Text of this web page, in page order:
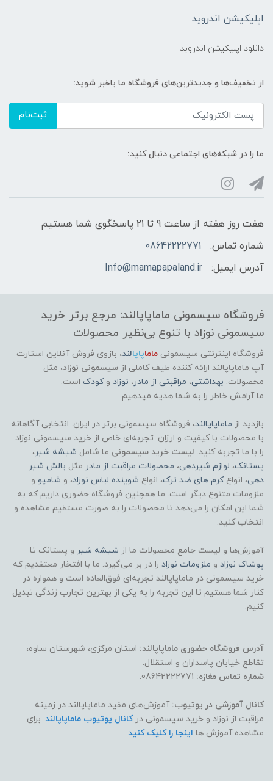
اپلیکیشن اندروید
دانلود اپلیکیشن اندروبد
از تخفیف‌ها و جدیدترین‌های فروشگاه ما باخبر شوید:
ثبت‌نام
ما را در شبکه‌های اجتماعی دنبال کنید:
هفت روز هفته از ساعت 9 تا 21 پاسخگوی شما هستیم
شماره تماس:
08642222771
آدرس ایمیل:
Info@mamapapaland.ir
فروشگاه سیسمونی ماماپاپالند: مرجع برتر خرید
سیسمونی نوزاد با تنوع بی‌نظیر محصولات
فروشگاه اینترنتی سیسمونی ماماپاپالند، بازوی فروش آنلاین استارت
آپ ماماپاپالند ارائه کننده طیف کاملی از سیسمونی نوزاد، مثل
محصولات: بهداشتی، مراقبتی از مادر، نوزاد وکودک است.
ما آرامش خاطر را به شما هدیه میدهیم.
بازدید از ماماپاپالند، فروشگاه سیسمونی برتر در ایران. انتخابی آگاهانه
با محصولات با کیفیت و ارزان. تجربه‌ای خاص از خرید سیسمونی نوزاد
را با ما تجربه کنید. لیست خرید سیسمونی ما شامل شیشه شیر،
پستانک، لوازم شیردهی، محصولات مراقبت از مادر مثل بالش شیر
دهی، انواعکرم های ضد ترک، انواع شوینده لباس نوزاد، و شامپو و
ملزومات متنوع دیگر است. ما همچنین فروشگاه حضوری داریم که به
شما این امکان را می‌دهد تا محصولات را به صورت مستقیم مشاهده و
انتخاب کنید.
آموزش‌ها و لیست جامع محصولات ما از شیشه شیر و پستانک تا
پوشاک نوزاد و ملزومات نوزاد را در بر می‌گیرد. ما با افتخار معتقدیم که
خرید سیسمونی در ماماپاپالند تجربه‌ای فوق‌العاده است و همواره در
کنار شما هستیم تا این تجربه را به یکی از بهترین تجارب زندگی تبدیل
کنیم.
آدرس فروشگاه حضوری ماماپاپالند: استان مرکزی، شهرستان ساوه،
تقاطع خیابان پاسداران و استقلال.
شماره تماس مغازه:
کانال آموزشی در یوتیوب: آموزش‌های مفید ماماپاپالند در زمینه
مراقبت از نوزاد و خرید سیسمونی درکانال یوتیوب ماماپاپالند. برای
مشاهده آموزش ها اینجا را کلیک کنید.